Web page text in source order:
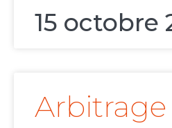
15 octobre